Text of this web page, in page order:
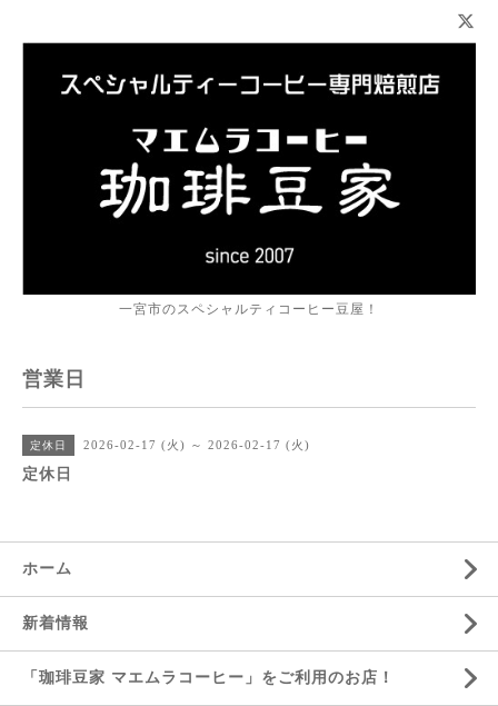
一宮市のスペシャルティコーヒー豆屋！
営業日
定休日 2026-02-17 (火) ～ 2026-02-17 (火)
定休日
ホーム
新着情報
「珈琲豆家 マエムラコーヒー」をご利用のお店！